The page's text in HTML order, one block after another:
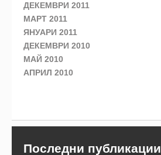
ДЕКЕМВРИ 2011
МАРТ 2011
ЯНУАРИ 2011
ДЕКЕМВРИ 2010
МАЙ 2010
АПРИЛ 2010
Последни публикации